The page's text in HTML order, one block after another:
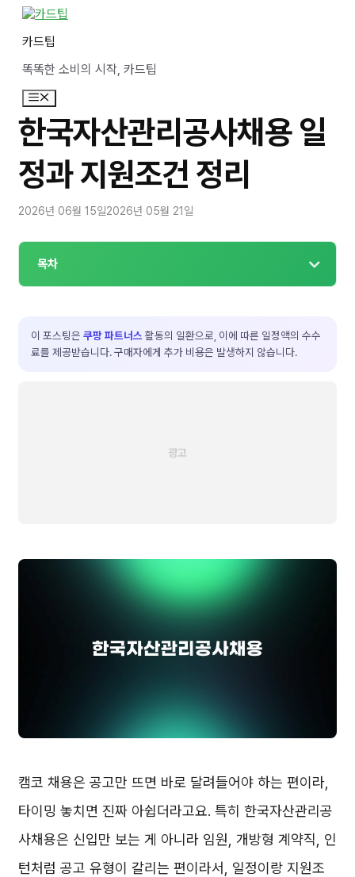
카드팁
똑똑한 소비의 시작, 카드팁
메
뉴
한국자산관리공사채용 일
정과 지원조건 정리
2026년 06월 15일2026년 05월 21일
목차
이 포스팅은 쿠팡 파트너스 활동의 일환으로, 이에 따른 일정액의 수수
료를 제공받습니다. 구매자에게 추가 비용은 발생하지 않습니다.
캠코 채용은 공고만 뜨면 바로 달려들어야 하는 편이라,
타이밍 놓치면 진짜 아쉽더라고요. 특히 한국자산관리공
사채용은 신입만 보는 게 아니라 임원, 개방형 계약직, 인
턴처럼 공고 유형이 갈리는 편이라서, 일정이랑 지원조